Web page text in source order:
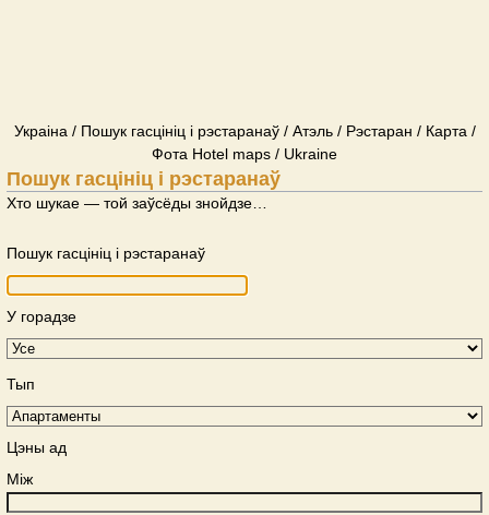
Украіна / Пошук гасцініц і рэстаранаў / Атэль / Рэстаран / Карта /
Фота Hotel maps / Ukraine
Пошук гасцініц і рэстаранаў
Хто шукае — той заўсёды знойдзе…
Пошук гасцініц і рэстаранаў
У горадзе
Тып
Цэны ад
Між